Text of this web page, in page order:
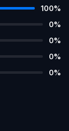
100%
0%
0%
0%
0%